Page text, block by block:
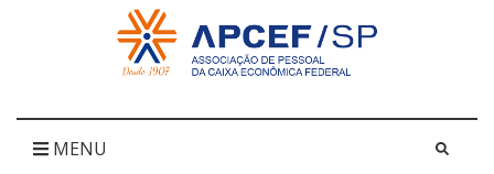
Apcef/SP
Acessar
página
inicial
MENU